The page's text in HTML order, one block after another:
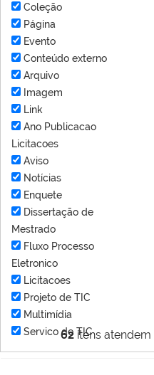
62 itens
Coleção
Página
Evento
Conteúdo externo
Arquivo
Imagem
Link
Ano Publicacao
Licitacoes
Aviso
Notícias
Enquete
Dissertação de
Mestrado
Fluxo Processo
Eletronico
Licitacoes
Projeto de TIC
Multimídia
Servico de TIC